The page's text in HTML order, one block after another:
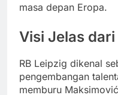
masa depan Eropa.
Visi Jelas dari
RB Leipzig dikenal
pengembangan
memburu